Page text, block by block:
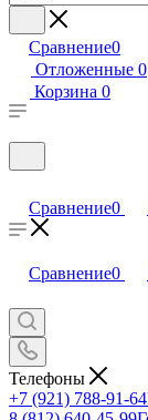
Сравнение0
Отложенные 0
Корзина 0
Сравнение0
Сравнение0
Телефоны
+7 (921) 788-91-64